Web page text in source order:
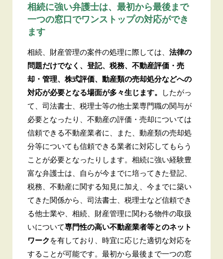
相続に強い弁護士は、最初から最後まで
一つの窓口でワンストップの対応ができ
ます
相続、財産管理の案件の処理に際しては、法律の
問題だけでなく、登記、税務、不動産評価・売
却・管理、株式評価、動産類の売却処分などへの
対応が必要となる場面が多々生じます。 したがっ
て、司法書士、税理士等の他士業専門職の関与が
必要となったり、不動産の評価・売却については
信頼できる不動産業者に、また、動産類の売却処
分等についても信頼できる業者に対応してもらう
ことが必要となったりします。相続に強い経験豊
富な弁護士は、自らが今までに培ってきた登記、
税務、不動産に関する知見に加え、今までに築い
てきた関係から、司法書士、税理士など信頼でき
る他士業や、相続、財産管理に関わる物件の取扱
いについて専門性の高い不動産業者等とのネット
ワーク を有しており、時宜に応じた適切な対応を
することが可能です。最初から最後まで一つの窓